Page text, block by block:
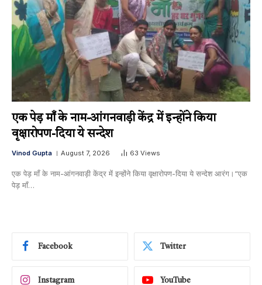
एक पेड़ माँ के नाम-आंगनवाड़ी केंद्र में इन्होंने किया
वृक्षारोपण-दिया ये सन्देश
Vinod Gupta August 7, 2026 63 Views
एक पेड़ माँ के नाम-आंगनवाड़ी केंद्र में इन्होंने किया वृक्षारोपण-दिया ये सन्देश आरंग।“एक
पेड़ माँ…
Facebook Twitter
Instagram YouTube